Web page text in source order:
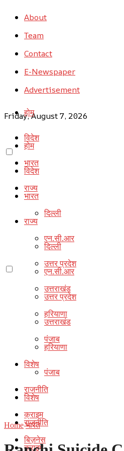
About
Team
Contact
E-Newspaper
Advertisement
Friday, August 7, 2026
होम
विदेश
भारत
राज्य
दिल्ली
एन.सी.आर
उत्तर प्रदेश
उत्तराखंड
हरियाणा
पंजाब
विशेष
राजनीति
क्राइम
बिज़नेस
होम
विदेश
भारत
राज्य
दिल्ली
एन.सी.आर
उत्तर प्रदेश
उत्तराखंड
हरियाणा
पंजाब
विशेष
राजनीति
क्राइम
Home भारत